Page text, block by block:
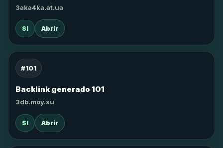
3aka4ka.at.ua
SI Abrir
#101
Backlink generado 101
3db.moy.su
SI Abrir